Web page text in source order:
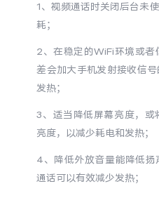
X300 Ultra
S50 Pro mini
Y6
iQOO Z11
vivo TWS 5 Pro
1、视频通话时关闭后台未
耗；
2、在稳定的WiFi环境或
差会加大手机发射接收信
发热；
3、适当降低屏幕亮度，或
亮度，以减少耗电和发热；
4、降低外放音量能降低
通话可以有效减少发热；